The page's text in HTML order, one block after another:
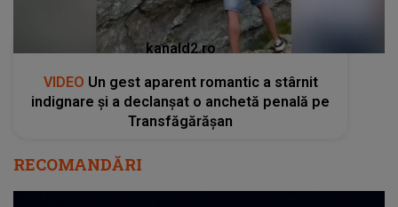
kanald2.ro
VIDEO Un gest aparent romantic a stârnit
indignare și a declanșat o anchetă penală pe
Transfăgărășan
RECOMANDĂRI